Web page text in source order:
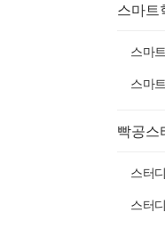
스마트
스마
스마
빡공스
스터
스터